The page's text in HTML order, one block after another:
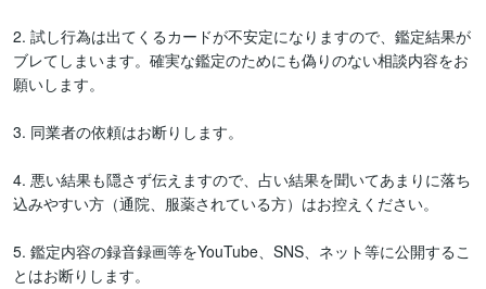
2. 試し行為は出てくるカードが不安定になりますので、鑑定結果が
ブレてしまいます。確実な鑑定のためにも偽りのない相談内容をお
願いします。
3. 同業者の依頼はお断りします。
4. 悪い結果も隠さず伝えますので、占い結果を聞いてあまりに落ち
込みやすい方（通院、服薬されている方）はお控えください。
5. 鑑定内容の録音録画等をYouTube、SNS、ネット等に公開するこ
とはお断りします。